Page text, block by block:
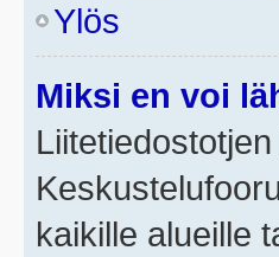
Ylös
Miksi en voi
kaikille alueille